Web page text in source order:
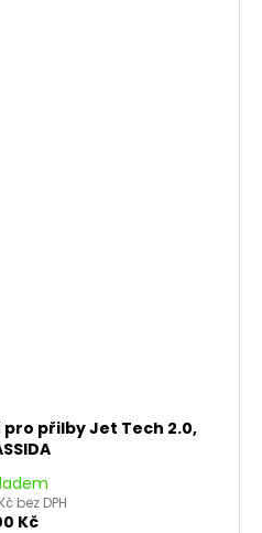
přilby Jet Tech 2.0,
bez DPH
Kč